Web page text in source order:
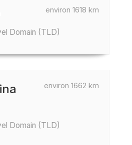
environ 1618 km
Domain (TLD)
environ 1662 km
Domain (TLD)